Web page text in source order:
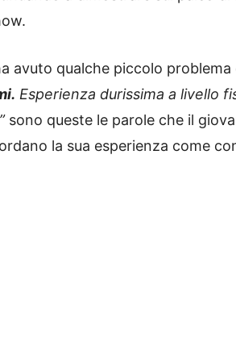
avuto qualche piccolo problema
Esperienza durissima a livello
sono queste le parole che il
la sua esperienza come